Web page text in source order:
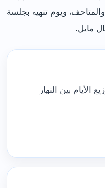
ويوم تنهيه بجلسة
مايل.
الأيام بين النهار